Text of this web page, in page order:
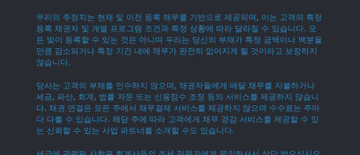
우리의 추정치는 현재 및 이전 등록 채무를 기반으로 제공되며, 이는 고객의 특정
등록 채권자 및 개별 프로그램 조건과 특정 상황에 따라 달라질 수 있습니다. 모
든 빚이 등록할 수 있는 것은 아니며 우리는 당신의 부채가 특정 금액이나 백분율
만큼 감소되거나 특정 기간 내에 채무가 완전히 없어지게 될 것이라고 보장하지
않습니다.
당사는 고객의 부채를 인수하지 않으며, 채권자들에게 매달 채무를 지불하거나
세금, 파산, 회계, 법률 자문 또는 신용점수 조정 등의 서비스를 제공하지 않습니
다. 채권 연결은 모든 주에서 채무결제 서비스를 제공하지 않으며 수수료는 주마
다 다를 수 있습니다. 해당 주에 따라 고객에게 채무 경감 서비스를 제공할 수 있
는 신뢰할 수 있는 사업 파트너를 소개할 수도 있습니다.